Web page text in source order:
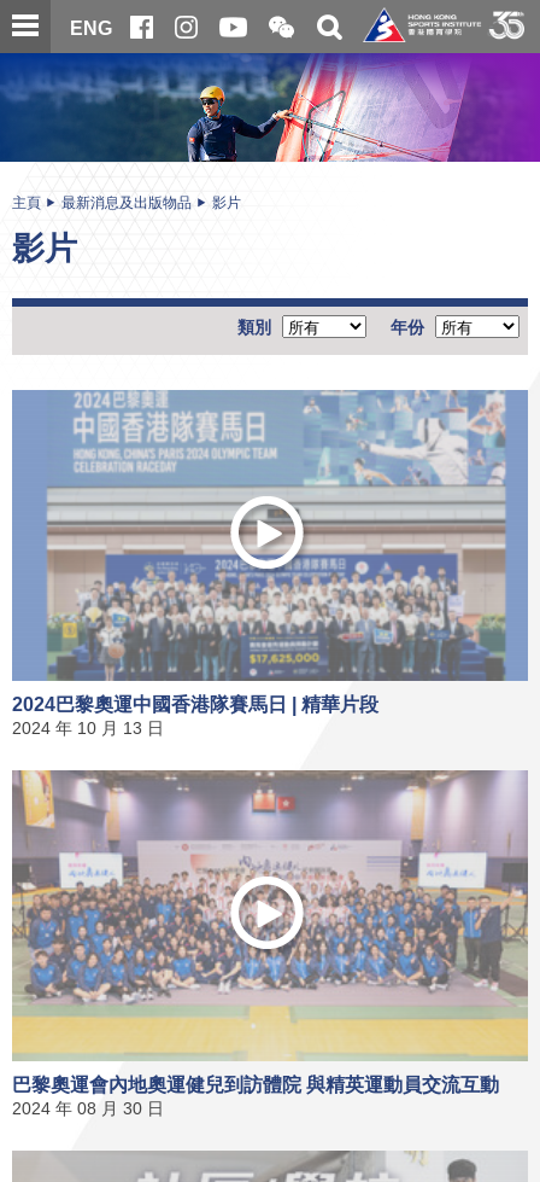
跳
至
內
ENG
開
合
微
信
二
維
碼
關
搜
尋
内
主頁 最新消息及出版物品 影片
影片
年份
類別
2024巴黎奧運中國香港隊賽馬日 | 精華片段
2024 年 10 月 13 日
巴黎奧運會內地奧運健兒到訪體院 與精英運動員交流互動
2024 年 08 月 30 日